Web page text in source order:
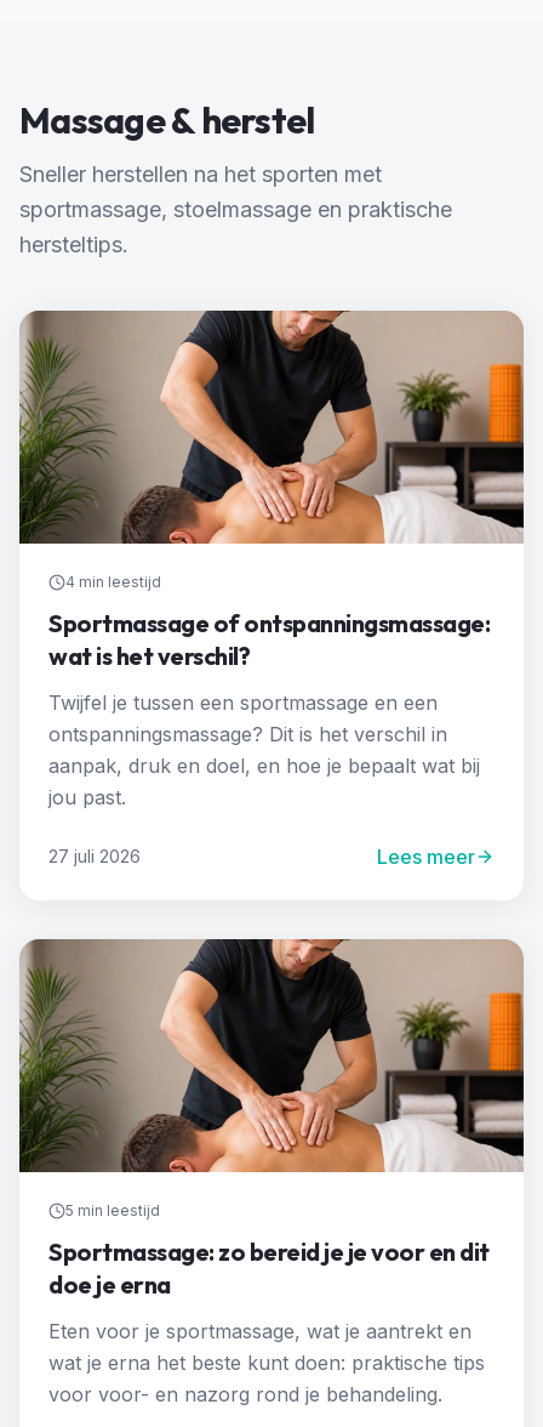
Massage & herstel
Sneller herstellen na het sporten met
sportmassage, stoelmassage en praktische
hersteltips.
4 min leestijd
Sportmassage of ontspanningsmassage:
wat is het verschil?
Twijfel je tussen een sportmassage en een
ontspanningsmassage? Dit is het verschil in
aanpak, druk en doel, en hoe je bepaalt wat bij
jou past.
27 juli 2026 Lees meer
5 min leestijd
Sportmassage: zo bereid je je voor en dit
doe je erna
Eten voor je sportmassage, wat je aantrekt en
wat je erna het beste kunt doen: praktische tips
voor voor- en nazorg rond je behandeling.